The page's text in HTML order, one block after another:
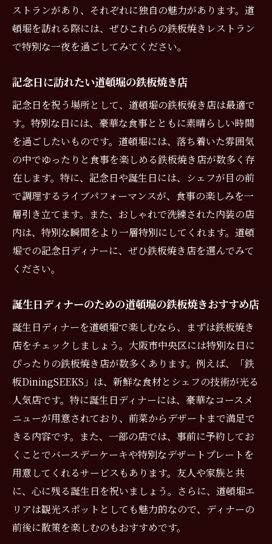
ストランがあり、それぞれに独自の魅力があります。道
頓堀を訪れる際には、ぜひこれらの鉄板焼きレストラン
で特別な一夜を過ごしてみてください。
記念日に訪れたい道頓堀の鉄板焼き店
記念日を祝う場所として、道頓堀の鉄板焼き店は最適で
す。特別な日には、豪華な食事とともに素晴らしい時間
を過ごしたいものです。道頓堀には、落ち着いた雰囲気
の中でゆったりと食事を楽しめる鉄板焼き店が数多く存
在します。特に、記念日や誕生日には、シェフが目の前
で調理するライブパフォーマンスが、食事の楽しみを一
層引き立てます。また、おしゃれで洗練された内装の店
内は、特別な瞬間をより一層特別にしてくれます。道頓
堀での記念日ディナーに、ぜひ鉄板焼き店を選んでみて
ください。
誕生日ディナーのための道頓堀の鉄板焼きおすすめ店
誕生日ディナーを道頓堀で楽しむなら、まずは鉄板焼き
店をチェックしましょう。大阪市中央区には特別な日に
ぴったりの鉄板焼き店が数多くあります。例えば、「鉄
板DiningSEEKS」は、新鮮な食材とシェフの技術が光る
人気店です。特に誕生日ディナーには、豪華なコースメ
ニューが用意されており、前菜からデザートまで満足で
きる内容です。また、一部の店では、事前に予約してお
くことでバースデーケーキや特別なデザートプレートを
用意してくれるサービスもあります。友人や家族と共
に、心に残る誕生日を祝いましょう。さらに、道頓堀エ
リアは観光スポットとしても魅力的なので、ディナーの
前後に散策を楽しむのもおすすめです。